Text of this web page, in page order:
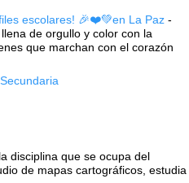
escolares! 🎉❤️💚en La Paz -
de orgullo y color con la
que marchan con el corazón
disciplina que se ocupa del
de mapas cartográficos, estudia